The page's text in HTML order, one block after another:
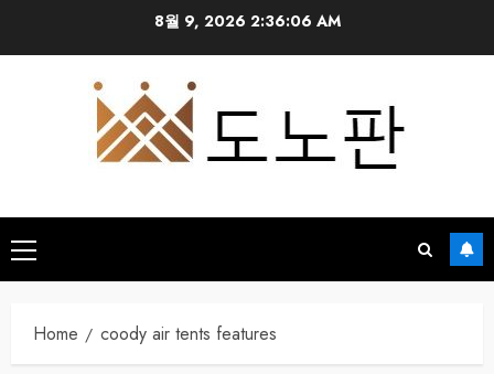
8월 9, 2026 2:36:06 AM
Primary
Menu
Home coody air tents features